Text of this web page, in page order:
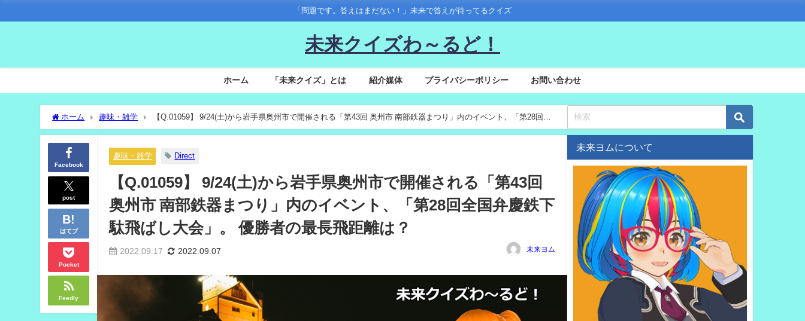
「問題です。答えはまだない！」未来で答えが待ってるクイズ
未来クイズわ～るど！
ホーム 「未来クイズ」とは 紹介媒体 プライバシーポリシー お問い合わせ
ホーム 趣味・雑学
【Q.01059】 9/24(土)から岩手県奥州市で開催される「第43回 奥州市 南部鉄器まつり」内のイベント、「第28回全
国弁慶鉄下駄飛ばし大会」。 優勝者の最長飛距離は？
Facebook
post
はてブ
Pocket
Feedly
趣味・雑学 Direct
【Q.01059】 9/24(土)から岩手県奥州市で開催される「第43回
奥州市 南部鉄器まつり」内のイベント、「第28回全国弁慶鉄下
駄飛ばし大会」。 優勝者の最長飛距離は？
2022.09.17 2022.09.07 未来ヨム
未来ヨムについて